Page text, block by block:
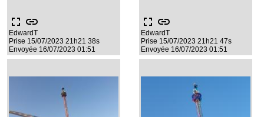
fullscreen link
EdwardT
Prise 15/07/2023 21h21 38s
Envoyée 16/07/2023 01:51
fullscreen link
EdwardT
Prise 15/07/2023 21h21 47s
Envoyée 16/07/2023 01:51